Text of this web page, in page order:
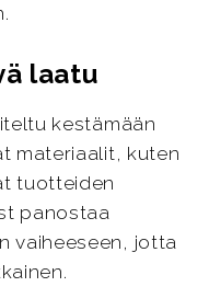
laatu
kestämään
materiaalit, kuten
tuotteiden
panostaa
vaiheeseen, jotta